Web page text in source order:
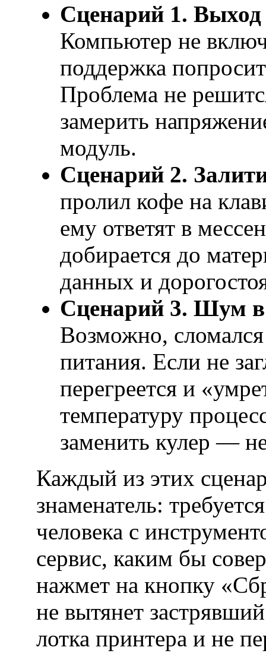
Сценарий 1. Выход
Компьютер не
поддержка
Проблема не
замерить
модуль.
Сценарий 2.
пролил кофе на
ему ответят в
добирается до
данных и
Сценарий 3. Шум в
Возможно, сломался
питания. Если не
перегреется и
температуру
заменить кулер —
Каждый из этих
знаменатель:
человека с
сервис, каким бы
нажмет на кнопку
не вытянет
лотка принтера и не